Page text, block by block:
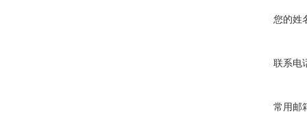
您的姓
联系电
常用邮